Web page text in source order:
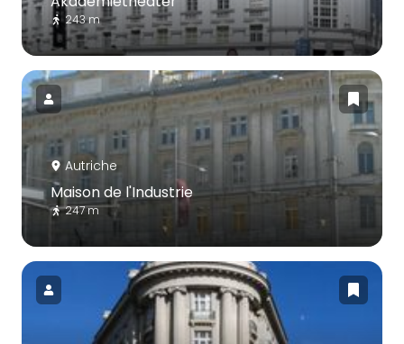
243 m
Autriche
Maison de l'Industrie
247 m